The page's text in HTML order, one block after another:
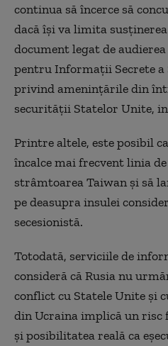
continua să încerce să
dacă îşi va limita
document legat de
pentru Informaţii Secrete
privind ameninţările din
securităţii Statelor Unite,
Printre altele, este posibil
încalce mai frecvent linia
strâmtoarea Taiwan şi să
pe deasupra insulei
secesionistă.
Totodată, serviciile de
consideră că Rusia nu
conflict cu Statele Unite şi
din Ucraina implică un risc
şi posibilitatea reală ca